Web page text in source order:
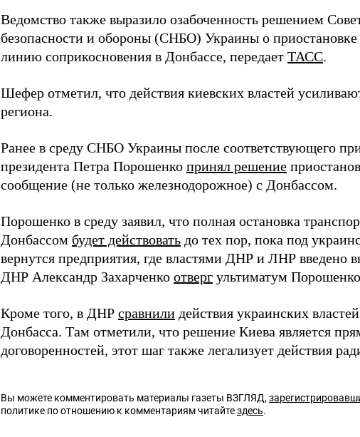
Ведомство также выразило озабоченность решением
безопасности и обороны (СНБО) Украины о приостановке
линию соприкосновения в Донбассе, передает ТАСС.
Шефер отметил, что действия киевских властей
региона.
Ранее в среду СНБО Украины после соответствующего
президента Петра Порошенко принял решение
сообщение (не только железнодорожное) с Донбассом.
Порошенко в среду заявил, что полная остановка
Донбассом будет действовать до тех пор, пока под
вернутся предприятия, где властями ДНР и ЛНР введено
ДНР Александр Захарченко отверг ультиматум
Кроме того, в ДНР сравнили действия украинских
Донбасса. Там отметили, что решение Киева является
договоренностей, этот шаг также легализует действия
Вы можете комментировать материалы газеты ВЗГЛЯД,
политике по отношению к комментариям читайтездесь.